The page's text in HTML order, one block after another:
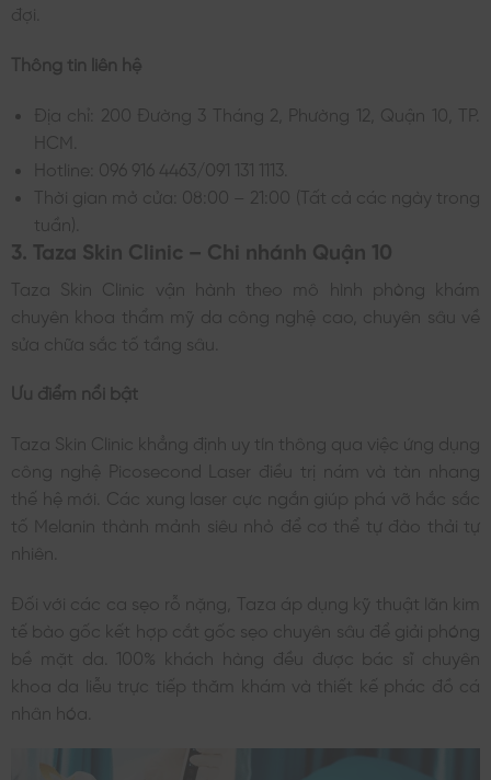
đợi.
Thông tin liên hệ
Địa chỉ: 200 Đường 3 Tháng 2, Phường 12, Quận 10, TP.
HCM.
Hotline: 096 916 4463/091 131 1113.
Thời gian mở cửa: 08:00 – 21:00 (Tất cả các ngày trong
tuần).
3. Taza Skin Clinic – Chi nhánh Quận 10
Taza Skin Clinic vận hành theo mô hình phòng khám
chuyên khoa thẩm mỹ da công nghệ cao, chuyên sâu về
sửa chữa sắc tố tầng sâu.
Ưu điểm nổi bật
Taza Skin Clinic khẳng định uy tín thông qua việc ứng dụng
công nghệ Picosecond Laser điều trị nám và tàn nhang
thế hệ mới. Các xung laser cực ngắn giúp phá vỡ hắc sắc
tố Melanin thành mảnh siêu nhỏ để cơ thể tự đào thải tự
nhiên.
Đối với các ca sẹo rỗ nặng, Taza áp dụng kỹ thuật lăn kim
tế bào gốc kết hợp cắt gốc sẹo chuyên sâu để giải phóng
bề mặt da. 100% khách hàng đều được bác sĩ chuyên
khoa da liễu trực tiếp thăm khám và thiết kế phác đồ cá
nhân hóa.